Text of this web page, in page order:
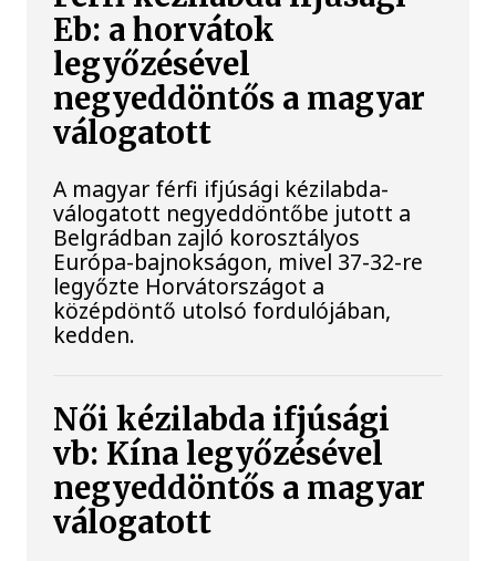
Eb: a horvátok
legyőzésével
negyeddöntős a magyar
válogatott
A magyar férfi ifjúsági kézilabda-
válogatott negyeddöntőbe jutott a
Belgrádban zajló korosztályos
Európa-bajnokságon, mivel 37-32-re
legyőzte Horvátországot a
középdöntő utolsó fordulójában,
kedden.
Női kézilabda ifjúsági
vb: Kína legyőzésével
negyeddöntős a magyar
válogatott